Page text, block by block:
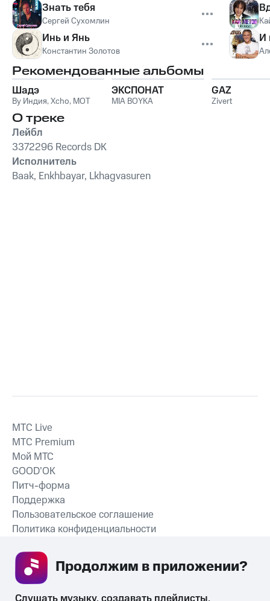
Знать тебя
Сергей Сухомлин
Инь и Янь
Константин Золотов
И
Рекомендованные альбомы
Шадэ
By Индия,Xcho, MOT
ЭКСПОНАТ
MIA BOYKA
GAZ
Zivert
О треке
Лейбл
3372296 Records DK
Исполнитель
Baak, Enkhbayar, Lkhagvasuren
СКАЧАТЬ ПРИЛОЖЕНИЕ
MTС Live
MTС Premium
Мой МТС
GOOD’OK
Питч-форма
Поддержка
Пользовательское соглашение
Политика конфиденциальности